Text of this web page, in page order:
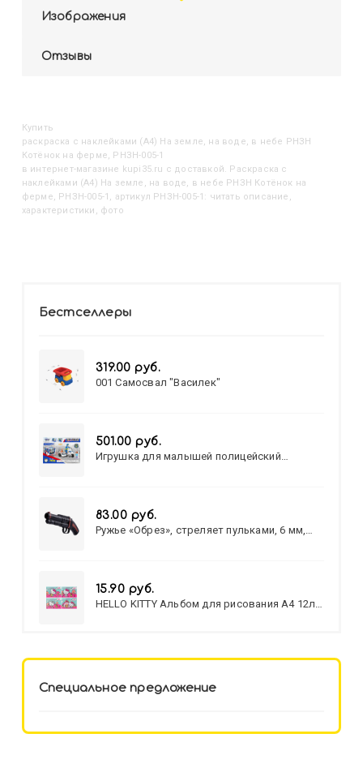
Изображения
Отзывы
Купить
Раскраска с наклейками (А4) На земле, на воде, в небе РНЗН
Котёнок на ферме, РНЗН-005-1
в интернет-магазине kupi35.ru с доставкой. Раскраска с
наклейками (А4) На земле, на воде, в небе РНЗН Котёнок на
ферме, РНЗН-005-1, артикул РНЗН-005-1: читать описание,
характеристики, фото
Бестселлеры
319.00 руб.
001 Самосвал "Василек"
501.00 руб.
Игрушка для малышей полицейский
83.00 руб.
Ружье «Обрез», стреляет пульками, 6 мм,
15.90 руб.
HELLO KITTY Альбом для рисования А4 12л.
Специальное предложение